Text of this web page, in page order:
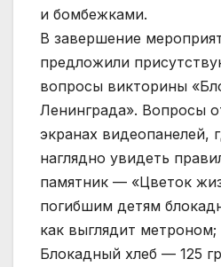
и бомбежками.
В завершение
предложили
вопросы викторины
Ленинграда». Вопросы
экранах видеопанелей,
наглядно увидеть
памятник — «Цветок
погибшим детям
как выглядит метроном;
Блокадный хлеб — 125